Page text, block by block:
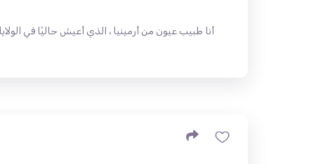
أنا طبيب عيون من أرمينيا ، الذي أعيش حاليًا في